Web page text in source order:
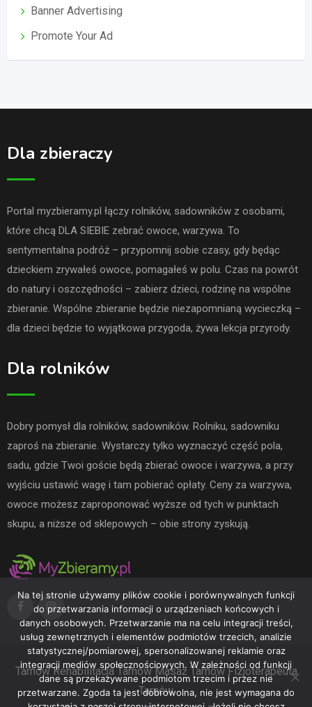
Banner Advertising
Promote Your Ad
Dla zbieraczy
Portal myzbieramy.pl łączy rolników, sadowników z osobami,
które chcą DLA SIEBIE zebrać owoce, warzywa. To
sentymentalna podróż – przypomnij sobie czasy, gdy będąc
dzieckiem zrywałeś owoce, pomagałeś w polu. Czas na powrót
do natury i oszczędności – zabierz dzieci, rodzinę na wspólne
zbieranie. Wspólne zbieranie będzie niezapomnianą wycieczką –
dla dzieci będzie to wyjątkowa przygoda, żywa lekcja przyrody.
Dla rolników
Dobry pomysł dla rolników, sadowników. Rolniku, sadowniku
zaproś na zbieranie. Wystarczy tylko wyznaczyć część pola,
sadu, gdzie Twoi goście będą zbierać owoce i warzywa, a przy
wyjściu ustawić wagę i tam pobierać opłaty. Ceny za warzywa,
owoce możesz zaproponować wyższe od tych w punktach
skupu, a niższe od sklepowych – obie strony zyskują.
Tarnów Rehabilitacja Tarnów Masaż Tarnów Fizjoterapeuta
Tarnów
Na tej stronie używamy plików cookie i porównywalnych funkcji
do przetwarzania informacji o urządzeniach końcowych i
danych osobowych. Przetwarzanie ma na celu integracji treści,
usług zewnętrznych i elementów podmiotów trzecich, analizie
statystycznej/pomiarowej, spersonalizowanej reklamie oraz
integracji mediów społecznościowych. W zależności od funkcji
dane są przekazywane podmiotom trzecim i przez nie
przetwarzane. Zgoda ta jest dobrowolna, nie jest wymagana do